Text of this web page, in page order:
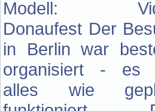
Modell:
Donaufest Der
in Berlin war
organisiert - es
alles wie